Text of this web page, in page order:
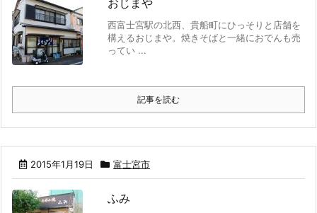
西富士宮駅の北西、貴船町にひっそりと店舗を
構えるおじまや。焼きそばと一緒におでんも売
ってい ...
記事を読む
2015年1月19日 富士宮市
ふみ